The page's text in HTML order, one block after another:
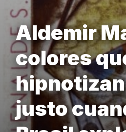
Aldemir
colores
justo